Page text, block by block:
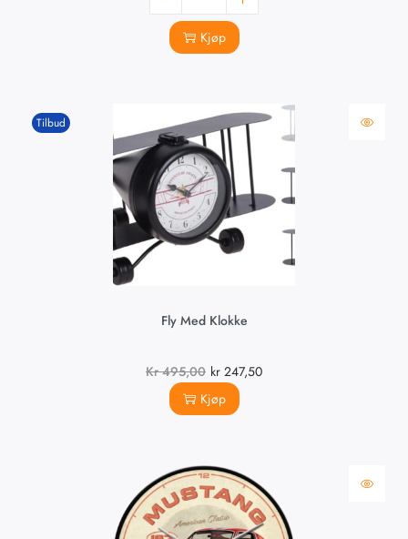
Kjøp
Tilbud
Fly Med Klokke
Kr495,00 kr 247,50
Kjøp